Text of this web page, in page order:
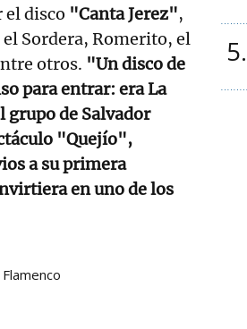
el disco "Canta Jerez",
Sordera, Romerito, el
otros. "Un disco de
para entrar: era La
grupo de Salvador
"Quejío",
a su primera
en uno de los
Flamenco
5